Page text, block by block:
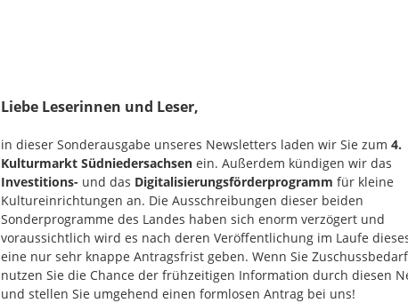
Liebe Leserinnen und Leser,
in dieser Sonderausgabe unseres Newsletters laden wir Sie zum 4.
Kulturmarkt Südniedersachsenein. Außerdem kündigen wir das
Investitions- und das Digitalisierungsförderprogramm für kleine
Kultureinrichtungen an. Die Ausschreibungen dieser beiden
Sonderprogramme des Landes haben sich enorm verzögert und
voraussichtlich wird es nach deren Veröffentlichung im Laufe
eine nur sehr knappe Antragsfrist geben. Wenn Sie
nutzen Sie die Chance der frühzeitigen Information durch diesen
und stellen Sie umgehend einen formlosen Antrag bei uns!